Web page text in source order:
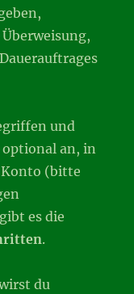
und
an, in
Konto (bitte
gibt es die
.
du